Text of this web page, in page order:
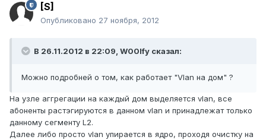
[S]
Опубликовано 27 ноября, 2012
В 26.11.2012 в 22:09, W00lfy сказал:
Можно подробней о том, как работает "Vlan на дом" ?
На узле аггрегации на каждый дом выделяется vlan, все
абоненты растэгируются в данном vlan и принадлежат только
данному сегменту L2.
Далее либо просто vlan упирается в ядро, проходя очистку на